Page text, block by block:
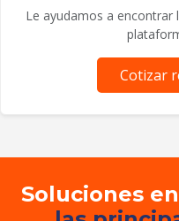
Le ayudamos a encontrar
Cotizar
Soluciones en